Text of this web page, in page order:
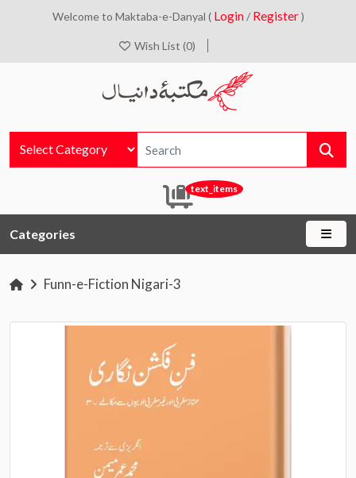
Welcome to Maktaba-e-Danyal ( Login / Register )
Wish List (0)
text_items
Categories
Funn-e-Fiction Nigari-3